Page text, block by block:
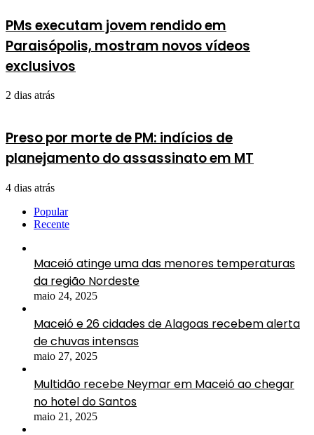
PMs executam jovem rendido em
Paraisópolis, mostram novos vídeos
exclusivos
2 dias atrás
Preso por morte de PM: indícios de
planejamento do assassinato em MT
4 dias atrás
Popular
Recente
Maceió atinge uma das menores temperaturas
da região Nordeste
maio 24, 2025
Maceió e 26 cidades de Alagoas recebem alerta
de chuvas intensas
maio 27, 2025
Multidão recebe Neymar em Maceió ao chegar
no hotel do Santos
maio 21, 2025